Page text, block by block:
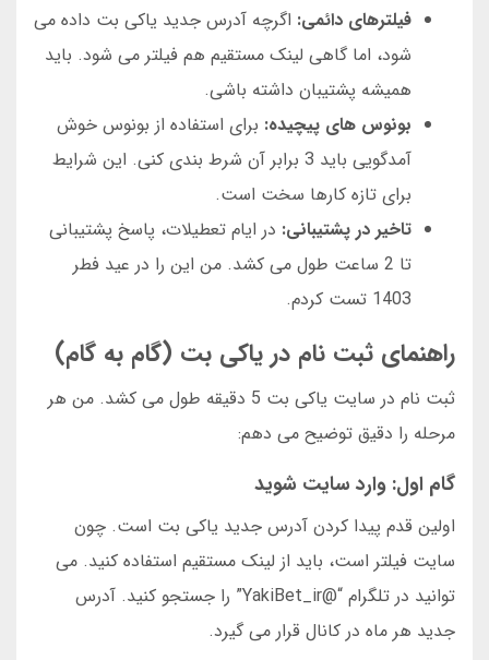
فیلترهای دائمی: اگرچه آدرس جدید یاکی بت داده می
شود، اما گاهی لینک مستقیم هم فیلتر می شود. باید
همیشه پشتیبان داشته باشی.
بونوس های پیچیده: برای استفاده از بونوس خوش
آمدگویی باید 3 برابر آن شرط بندی کنی. این شرایط
برای تازه کارها سخت است.
تاخیر در پشتیبانی: در ایام تعطیلات، پاسخ پشتیبانی
تا 2 ساعت طول می کشد. من این را در عید فطر
1403 تست کردم.
راهنمای ثبت نام در یاکی بت (گام به گام)
ثبت نام در سایت یاکی بت 5 دقیقه طول می کشد. من هر
مرحله را دقیق توضیح می دهم:
گام اول: وارد سایت شوید
اولین قدم پیدا کردن آدرس جدید یاکی بت است. چون
سایت فیلتر است، باید از لینک مستقیم استفاده کنید. می
توانید در تلگرام “@YakiBet_ir” را جستجو کنید. آدرس
جدید هر ماه در کانال قرار می گیرد.